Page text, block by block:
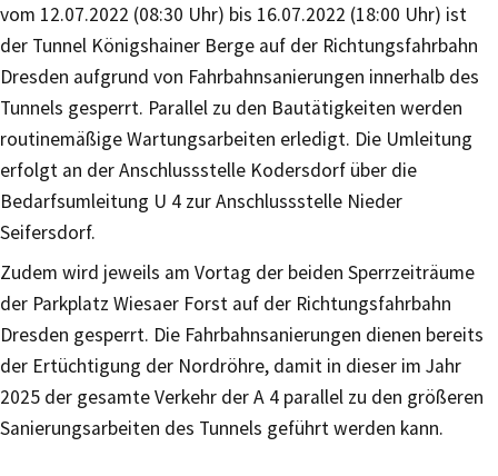
vom 12.07.2022 (08:30 Uhr) bis 16.07.2022 (18:00 Uhr) ist
der Tunnel Königshainer Berge auf der Richtungsfahrbahn
Dresden aufgrund von Fahrbahnsanierungen innerhalb des
Tunnels gesperrt. Parallel zu den Bautätigkeiten werden
routinemäßige Wartungsarbeiten erledigt. Die Umleitung
erfolgt an der Anschlussstelle Kodersdorf über die
Bedarfsumleitung U 4 zur Anschlussstelle Nieder
Seifersdorf.
Zudem wird jeweils am Vortag der beiden Sperrzeiträume
der Parkplatz Wiesaer Forst auf der Richtungsfahrbahn
Dresden gesperrt. Die Fahrbahnsanierungen dienen bereits
der Ertüchtigung der Nordröhre, damit in dieser im Jahr
2025 der gesamte Verkehr der A 4 parallel zu den größeren
Sanierungsarbeiten des Tunnels geführt werden kann.